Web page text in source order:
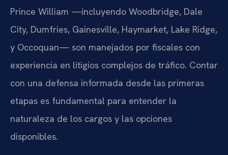
Prince William —incluyendo Woodbridge, Dale
City, Dumfries, Gainesville, Haymarket, Lake Ridge,
y Occoquan— son manejados por fiscales con
experiencia en litigios complejos de tráfico. Contar
con una defensa informada desde las primeras
etapas es fundamental para entender la
naturaleza de los cargos y las opciones
disponibles.